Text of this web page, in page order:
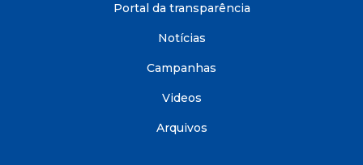
Portal da transparência
Notícias
Campanhas
Videos
Arquivos